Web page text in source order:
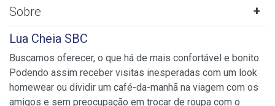
Sobre
Lua Cheia SBC
Buscamos oferecer, o que há de mais confortável e bonito.
Podendo assim receber visitas inesperadas com um look
homewear ou dividir um café-da-manhã na viagem com os
amigos e sem preocupação em trocar de roupa com o